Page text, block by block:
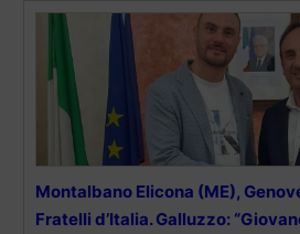
Montalbano Elicona (ME),
Fratelli d’Italia. Galluzzo: